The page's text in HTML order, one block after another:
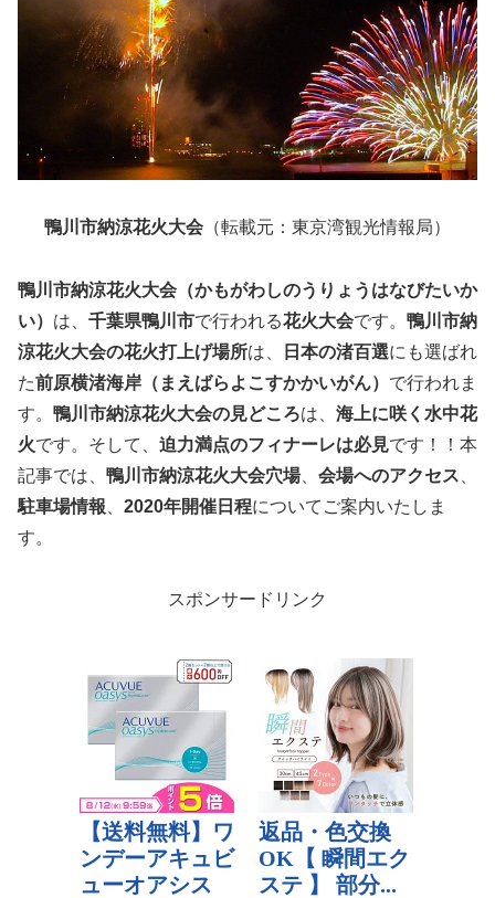
鴨川市納涼花火大会 （転載元：東京湾観光情報局）
鴨川市納涼花火大会（かもがわしのうりょうはなびたいか
い） は、 千葉県鴨川市で行われる花火大会です。 鴨川市納
涼花火大会の花火打上げ場所は、 日本の渚百選にも選ばれ
た前原横渚海岸（まえばらよこすかかいがん） で行われま
す。 鴨川市納涼花火大会の見どころは、 海上に咲く水中花
火です。そして、 迫力満点のフィナーレは必見です！！本
記事では、 鴨川市納涼花火大会穴場、 会場へのアクセス
駐車場情報
2020年開催日程についてご案内いたしま
す。
スポンサードリンク